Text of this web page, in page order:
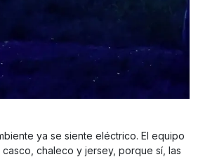
ya se siente eléctrico. El equipo
casco, chaleco y jersey, porque sí, las